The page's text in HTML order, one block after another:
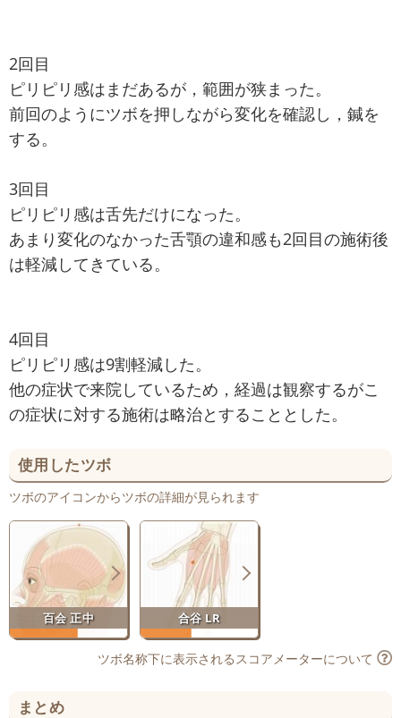
2回目
ピリピリ感はまだあるが，範囲が狭まった。
前回のようにツボを押しながら変化を確認し，鍼を
する。
3回目
ピリピリ感は舌先だけになった。
あまり変化のなかった舌顎の違和感も2回目の施術後
は軽減してきている。
4回目
ピリピリ感は9割軽減した。
他の症状で来院しているため，経過は観察するがこ
の症状に対する施術は略治とすることとした。
使用したツボ
ツボのアイコンからツボの詳細が見られます
百会 正中 合谷 LR
ツボ名称下に表示されるスコアメーターについて
まとめ